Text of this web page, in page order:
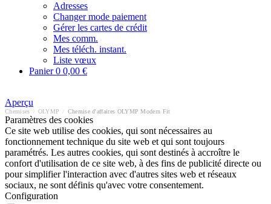
Adresses
Changer mode paiement
Gérer les cartes de crédit
Mes comm.
Mes téléch. instant.
Liste vœux
Panier0 0,00 €
Aperçu
Chemises OLYMP Chemise d'affaires OLYMP Modern Fit
Paramètres des cookies
Ce site web utilise des cookies, qui sont nécessaires au
fonctionnement technique du site web et qui sont toujours
paramétrés. Les autres cookies, qui sont destinés à accroître le
confort d'utilisation de ce site web, à des fins de publicité directe ou
pour simplifier l'interaction avec d'autres sites web et réseaux
sociaux, ne sont définis qu'avec votre consentement.
Configuration